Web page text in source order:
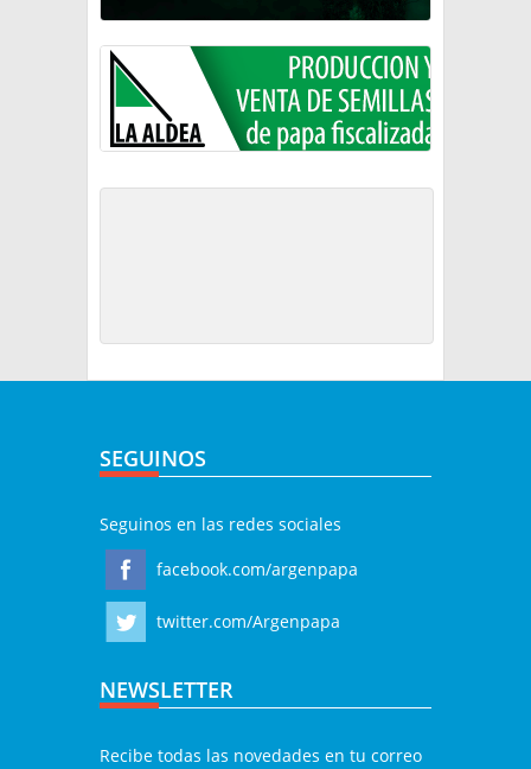
SEGUINOS
Seguinos en las redes sociales
facebook.com/argenpapa
twitter.com/Argenpapa
NEWSLETTER
Recibe todas las novedades en tu correo